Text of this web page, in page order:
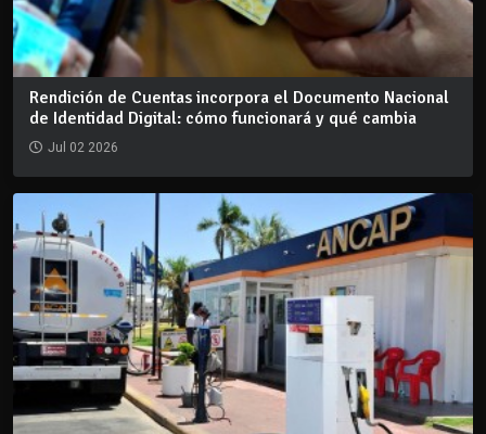
Rendición de Cuentas incorpora el Documento Nacional
de Identidad Digital: cómo funcionará y qué cambia
Jul 02 2026